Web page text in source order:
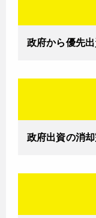
政府から優先
政府出資の消却